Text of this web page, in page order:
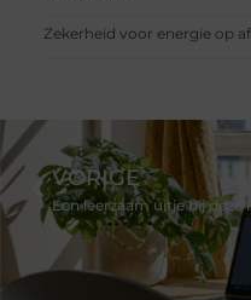
Zekerheid voor energie op
VORIGE
Een